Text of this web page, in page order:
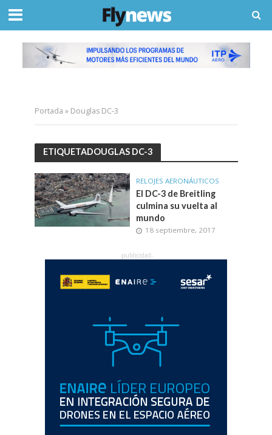
Portada » Douglas DC-3
ETIQUETADOUGLAS DC-3
RELOJES AERONÁUTICOS
El DC-3 de Breitling
culmina su vuelta al
mundo
18 septiembre, 2017